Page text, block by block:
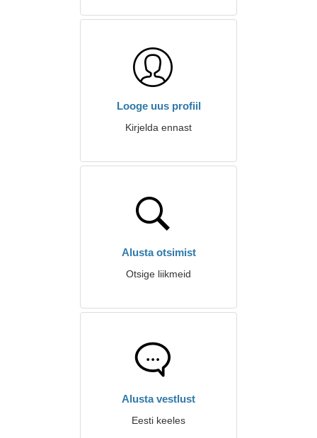
Looge uus profiil
Kirjelda ennast
Alusta otsimist
Otsige liikmeid
Alusta vestlust
Eesti keeles